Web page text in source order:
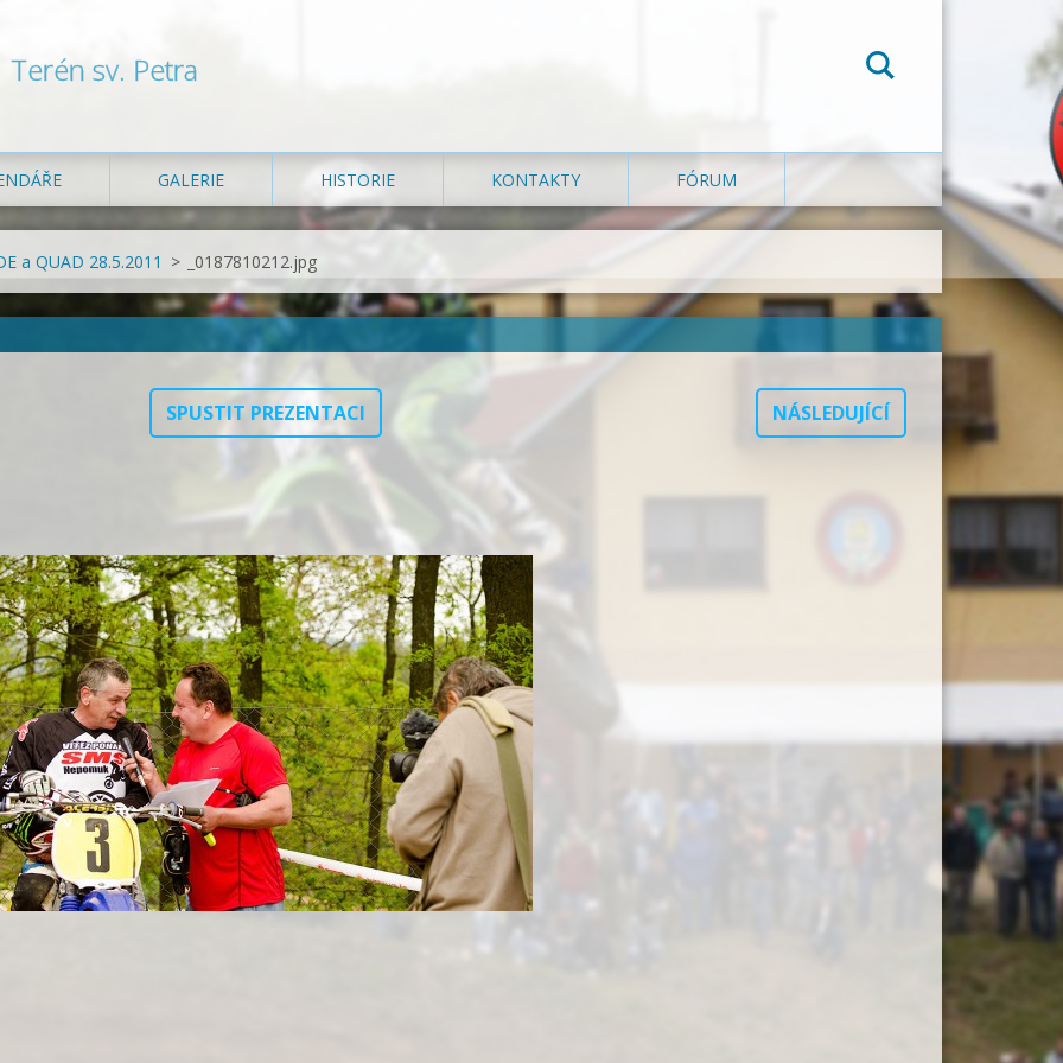
Terén sv. Petra
GALERIE HISTORIE KONTAKTY FÓRUM
a QUAD 28.5.2011 > _0187810212.jpg
SPUSTIT PREZENTACI NÁSLEDUJÍCÍ